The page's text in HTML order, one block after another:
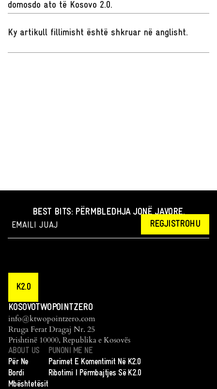
domosdo ato të Kosovo 2.0.
Ky artikull fillimisht është shkruar në anglisht.
BEST BITS: PËRMBLEDHJA JONË JAVORE.
REGJISTROHU
K2.0
KOSOVOTWOPOINTZERO
info@ktwopointzero.com
Rruga Ferat Dragaj Nr. 25
Prishtinë 10000, Republika e Kosovës
ABOUT US
Për Ne
Bordi
Mbështetësit
PUNONI ME NE
Parimet E Komentimit Në K2.0
Ribotimi I Përmbajtjes Së K2.0